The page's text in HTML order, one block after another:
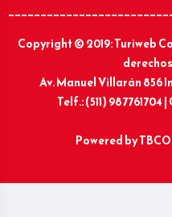
Copyright © 2019: Turiweb
Av. Manuel Villarán 856
Telf.: (511)
Powered by